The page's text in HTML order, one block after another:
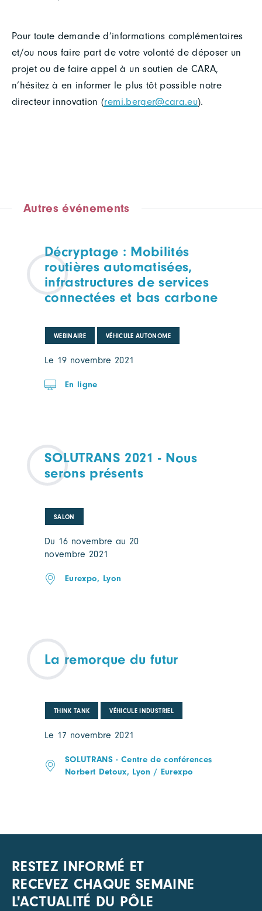
Pour toute demande d’informations complémentaires
et/ou nous faire part de votre volonté de déposer un
projet ou de faire appel à un soutien de CARA,
n’hésitez à en informer le plus tôt possible notre
directeur innovation (remi.berger@cara.eu).
Autres événements
Décryptage : Mobilités
routières automatisées,
infrastructures de services
connectées et bas carbone
WEBINAIRE VÉHICULE AUTONOME
Le 19 novembre 2021
En ligne
SOLUTRANS 2021 - Nous
serons présents
SALON
Du 16 novembre au 20
novembre 2021
Eurexpo, Lyon
La remorque du futur
THINK TANK VÉHICULE INDUSTRIEL
Le 17 novembre 2021
SOLUTRANS - Centre de conférences
Norbert Detoux, Lyon / Eurexpo
RESTEZ INFORMÉ ET
RECEVEZ CHAQUE SEMAINE
L'ACTUALITÉ DU PÔLE